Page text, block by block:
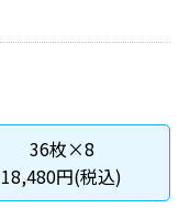
36枚×8
18,480円(税込)